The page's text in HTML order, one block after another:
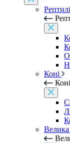
Коні
Коні
Велика